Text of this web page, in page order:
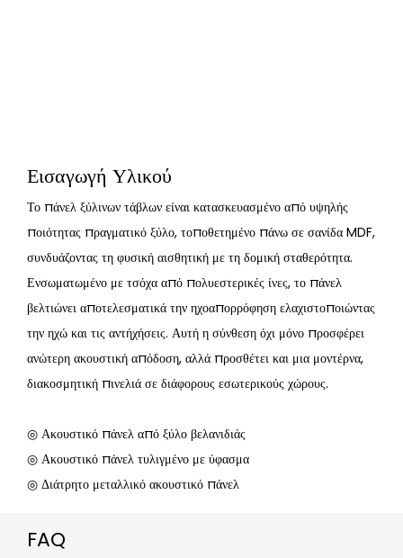
Εισαγωγή Υλικού
Το πάνελ ξύλινων τάβλων είναι κατασκευασμένο από υψηλής
ποιότητας πραγματικό ξύλο, τοποθετημένο πάνω σε σανίδα MDF,
συνδυάζοντας τη φυσική αισθητική με τη δομική σταθερότητα.
Ενσωματωμένο με τσόχα από πολυεστερικές ίνες, το πάνελ
βελτιώνει αποτελεσματικά την ηχοαπορρόφηση ελαχιστοποιώντας
την ηχώ και τις αντήχήσεις. Αυτή η σύνθεση όχι μόνο προσφέρει
ανώτερη ακουστική απόδοση, αλλά προσθέτει και μια μοντέρνα,
διακοσμητική πινελιά σε διάφορους εσωτερικούς χώρους.
◎ Ακουστικό πάνελ από ξύλο βελανιδιάς
◎ Ακουστικό πάνελ τυλιγμένο με ύφασμα
◎ Διάτρητο μεταλλικό ακουστικό πάνελ
FAQ